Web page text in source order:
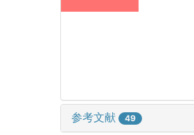
参考文献 49